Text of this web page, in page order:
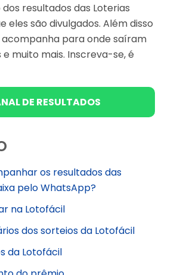
resultados das Loterias
eles são divulgados. Além disso
para onde saíram
muito mais. Inscreva-se, é
DE RESULTADOS
os resultados das
pelo WhatsApp?
na Lotofácil
dos sorteios da Lotofácil
da Lotofácil